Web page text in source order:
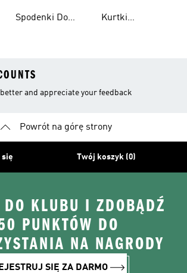
Spodenki Do
Kurtki
and appreciate your feedback
Powrót na górę strony
się Twój koszyk (0)
DO KLUBU I ZDOBĄDŹ
PUNKTÓW DO
NA NAGRODY
SIĘ ZA DARMO